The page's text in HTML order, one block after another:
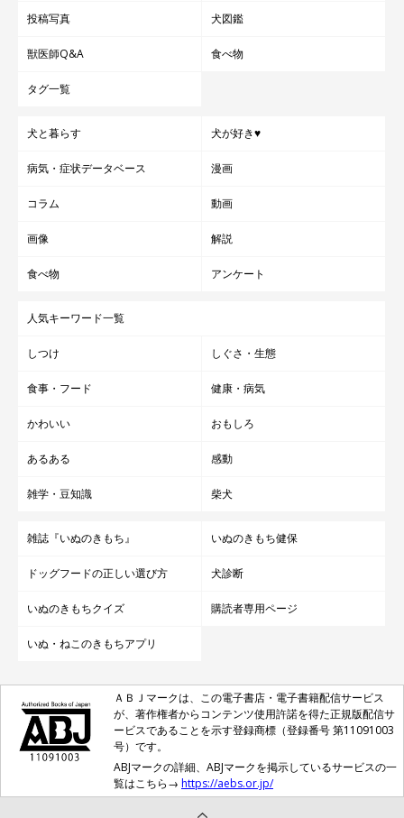
投稿写真 犬図鑑
獣医師Q&A 食べ物
タグ一覧
犬と暮らす 犬が好き♥
病気・症状データベース 漫画
コラム 動画
画像 解説
食べ物 アンケート
人気キーワード一覧
しつけ しぐさ・生態
食事・フード 健康・病気
かわいい おもしろ
あるある 感動
雑学・豆知識 柴犬
雑誌『いぬのきもち』 いぬのきもち健保
ドッグフードの正しい選び方 犬診断
いぬのきもちクイズ 購読者専用ページ
いぬ・ねこのきもちアプリ
ＡＢＪマークは、この電子書店・電子書籍配信サービス
が、著作権者からコンテンツ使用許諾を得た正規版配信サ
ービスであることを示す登録商標（登録番号 第11091003
号）です。
ABJマークの詳細、ABJマークを掲示しているサービスの一
覧はこちら→ https://aebs.or.jp/